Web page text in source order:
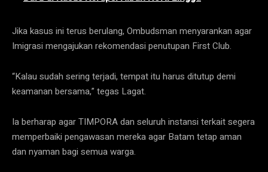
Jika kasus ini terus berulang, Ombudsman menyarankan agar
Imigrasi mengajukan rekomendasi penutupan First Club.
“Kalau sudah sering terjadi, tempat itu harus ditutup demi
keamanan bersama,” tegas Lagat.
Ia berharap agar TIMPORA dan seluruh instansi terkait segera
memperbaiki pengawasan mereka agar Batam tetap aman
dan nyaman bagi semua warga.